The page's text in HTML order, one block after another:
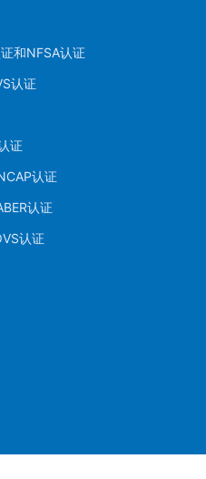
和NFSA认证
认证
证
认证
认证
认证